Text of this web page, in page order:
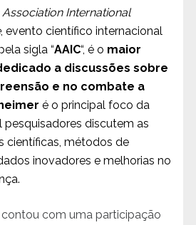
Association International
, evento científico internacional
sigla “AAIC“, é o maior
a discussões sobre
e no combate a
é o principal foco da
pesquisadores discutem as
científicas, métodos de
inovadores e melhorias no
com uma participação